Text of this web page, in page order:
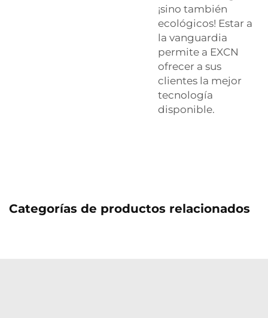
¡sino también
ecológicos! Estar a
la vanguardia
permite a EXCN
ofrecer a sus
clientes la mejor
tecnología
disponible.
Categorías de productos relacionados